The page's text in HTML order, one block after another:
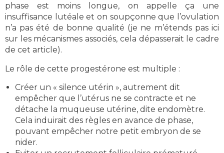
phase est moins longue, on appelle ça une
insuffisance lutéale et on soupçonne que l’ovulation
n’a pas été de bonne qualité (je ne m’étends pas ici
sur les mécanismes associés, cela dépasserait le cadre
de cet article).
Le rôle de cette progestérone est multiple :
Créer un « silence utérin », autrement dit
empêcher que l’utérus ne se contracte et ne
détache la muqueuse utérine, dite endomètre.
Cela induirait des règles en avance de phase,
pouvant empêcher notre petit embryon de se
nider.